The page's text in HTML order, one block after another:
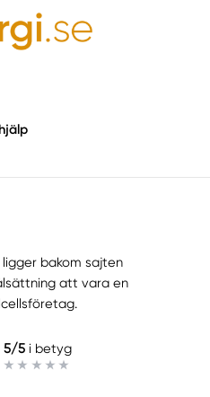
bakom sajten
att vara en
5/5i betyg